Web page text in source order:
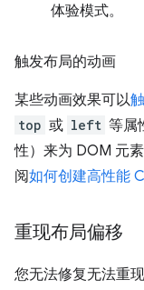
体验模式。
触发布局的动画
某些动画效果可以
top 或 left 等属
性）来为 DOM 元
阅如何创建高性能
重现布局偏移
您无法修复无法重